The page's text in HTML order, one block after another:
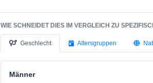
WIE SCHNEIDET DIES IM VERGLEICH ZU
Geschlecht Altersgruppen
Männer